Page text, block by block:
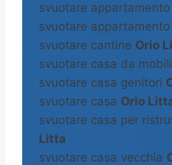
svuotare appartamento
svuotare
svuotare cantine Orio
svuotare casa da mobili
svuotare casa genitori
svuotare casa Orio
svuotare casa per
Litta
svuotare casa vecchia